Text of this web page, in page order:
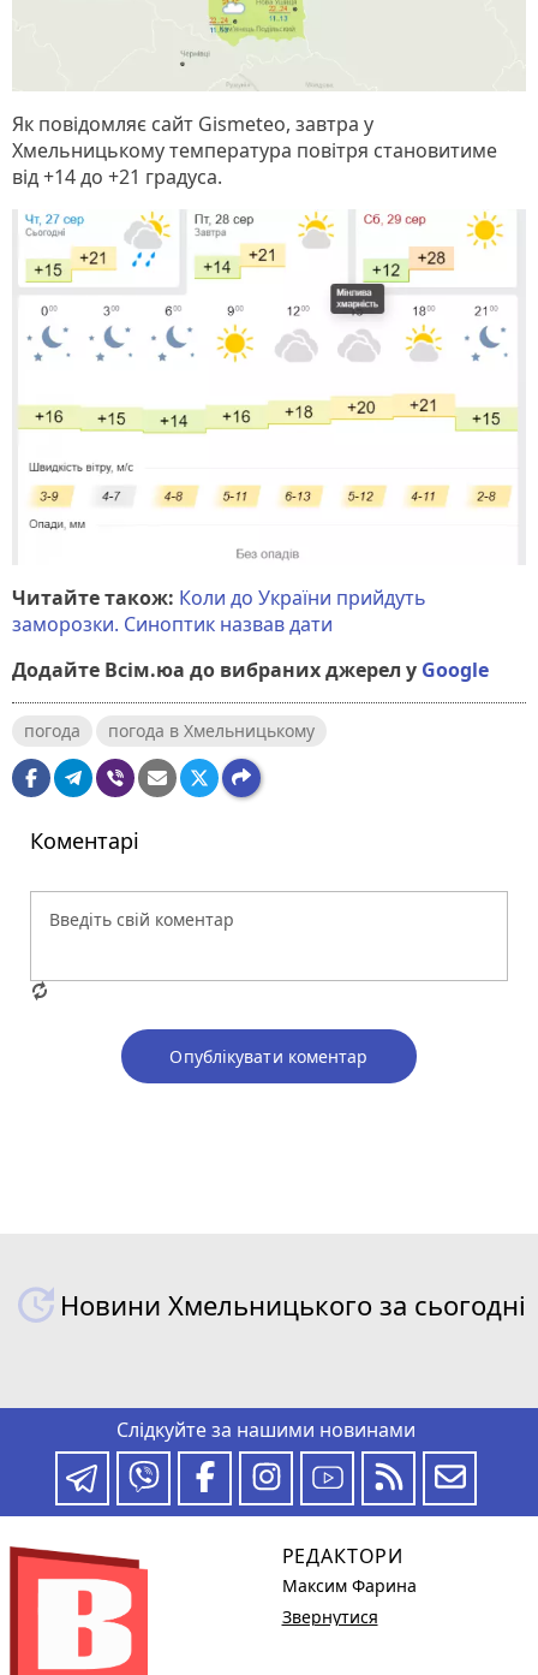
Як повідомляє сайт Gismeteo, завтра у
Хмельницькому температура повітря становитиме
від +14 до +21 градуса.
Читайте також: Коли до України прийдуть
заморозки. Синоптик назвав дати
Додайте Всім.юа до вибраних джерел у Google
погода погода в Хмельницькому
Коментарі
Опублікувати коментар
Новини Хмельницького за сьогодні
Слідкуйте за нашими новинами
РЕДАКТОРИ
Максим Фарина
Звернутися